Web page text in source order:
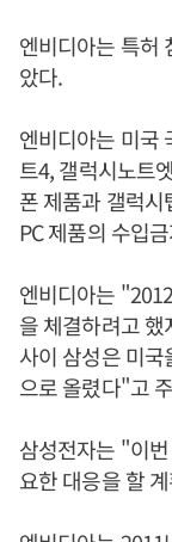
엔비디아는 특허
았다.
엔비디아는 미국
트4, 갤럭시노트
폰 제품과 갤럭
PC 제품의 수입
엔비디아는
을 체결하려고
사이 삼성은 미
으로 올렸다"고
삼성전자는 "이
요한 대응을 할